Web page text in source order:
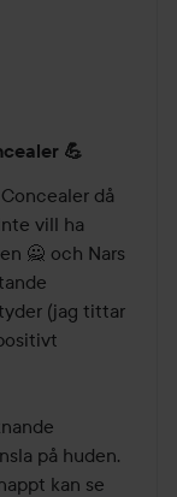
5 år
💪
då
vill ha
🙅 och Nars
(jag tittar
på huden.
kan se